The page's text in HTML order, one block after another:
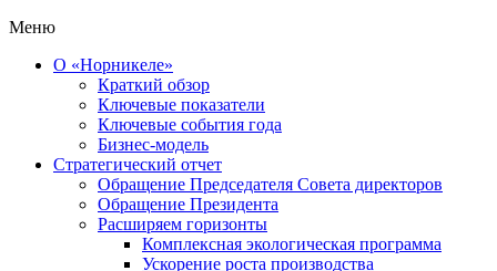
Меню
О «Норникеле»
Краткий обзор
Ключевые показатели
Ключевые события года
Бизнес-модель
Стратегический отчет
Обращение Председателя Совета директоров
Обращение Президента
Расширяем горизонты
Комплексная экологическая программа
Ускорение роста производства